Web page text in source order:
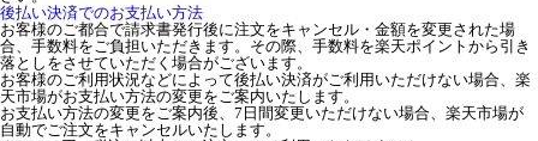
後払い決済でのお支払い方法
お客様のご都合で請求書発行後に注文をキャンセル・金額を変更された場
合、手数料をご負担いただきます。その際、手数料を楽天ポイントから引き
落としをさせていただく場合がございます。
お客様のご利用状況などによって後払い決済がご利用いただけない場合、楽
天市場がお支払い方法の変更をご案内いたします。
お支払い方法の変更をご案内後、7日間変更いただけない場合、楽天市場が
自動でご注文をキャンセルいたします。